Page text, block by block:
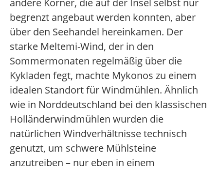
andere Körner, die auf der Insel selbst nur
begrenzt angebaut werden konnten, aber
über den Seehandel hereinkamen. Der
starke Meltemi-Wind, der in den
Sommermonaten regelmäßig über die
Kykladen fegt, machte Mykonos zu einem
idealen Standort für Windmühlen. Ähnlich
wie in Norddeutschland bei den klassischen
Holländerwindmühlen wurden die
natürlichen Windverhältnisse technisch
genutzt, um schwere Mühlsteine
anzutreiben – nur eben in einem